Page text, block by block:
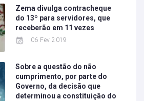
Zema divulga contracheque
do 13º para servidores, que
receberão em 11 vezes
06 Fev 2019
Sobre a questão do não
cumprimento, por parte do
Governo, da decisão que
determinou a constituição do